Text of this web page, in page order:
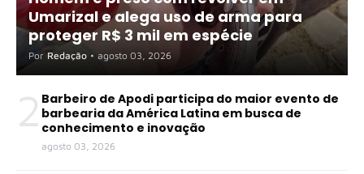
Umarizal e alega uso de arma para
proteger R$ 3 mil em espécie
Por Redação • agosto 03, 2026
2 Barbeiro de Apodi participa do maior evento de
barbearia da América Latina em busca de
conhecimento e inovação
agosto 03, 2026